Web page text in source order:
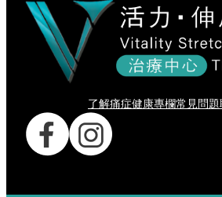
了解痛症健康專欄常見問題